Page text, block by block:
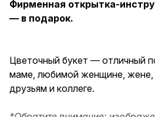
Фирменная открытка-
— в подарок.
Цветочный букет — отличный
маме, любимой женщине, жене,
друзьям и коллеге.